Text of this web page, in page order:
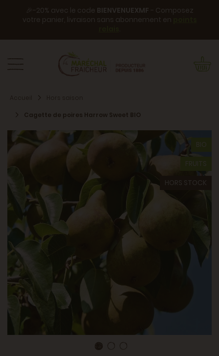
🎉-20% avec le code BIENVENUEXMF - Composez
votre panier, livraison sans abonnement en
.
Cagette de poires Harrow Sweet BIO
BIO
FRUITS
HORS STOCK